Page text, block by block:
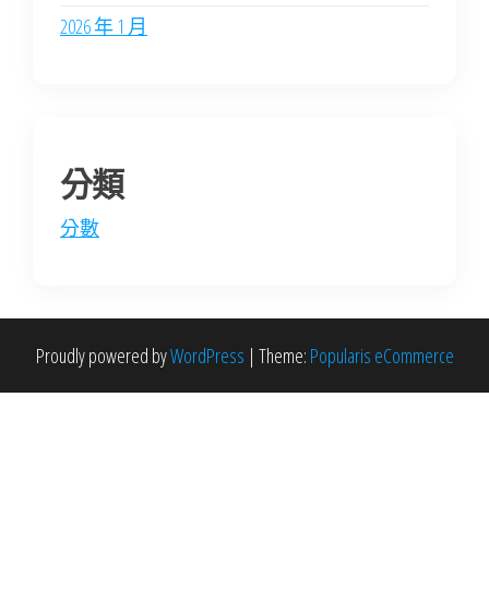
2026 年 1 月
分類
分數
Proudly powered byWordPress | Theme: Popularis eCommerce